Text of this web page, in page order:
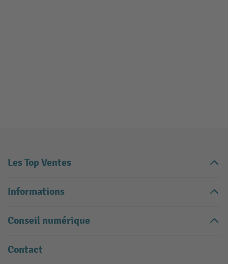
Les Top Ventes
Informations
Conseil numérique
Contact